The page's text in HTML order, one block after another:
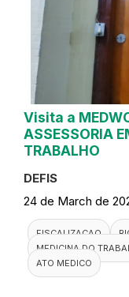
Visita a
ASSESSORIA
TRABALHO
DEFIS
24 de March de
FISCALIZACAO
MEDICINA DO
ATO MEDICO